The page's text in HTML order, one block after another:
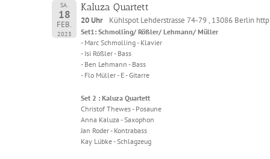
SA.
18
FEB.
2023
Kaluza Quartett
20 Uhr Kühlspot Lehderstrasse 74-79 , 13086 Berlin
Set1: Schmolling/ Rößler/ Lehmann/ Müller
- Marc Schmolling - Klavier
- Isi Rößler - Bass
- Ben Lehmann - Bass
- Flo Müller - E - Gitarre
Set 2 : Kaluza Quartett
Christof Thewes - Posaune
Anna Kaluza - Saxophon
Jan Roder - Kontrabass
Kay Lübke - Schlagzeug